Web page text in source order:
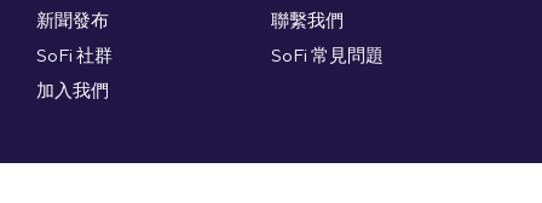
新聞發布
SoFi 社群
加入我們
聯繫我們
SoFi 常見問題